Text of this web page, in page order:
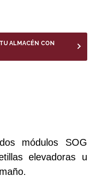
ALMACÉN CON
módulos SOG
elevadoras u